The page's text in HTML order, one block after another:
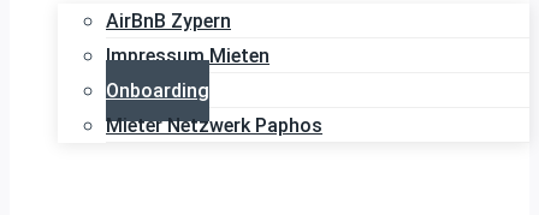
AirBnB Zypern
Impressum Mieten
Onboarding
Mieter Netzwerk Paphos